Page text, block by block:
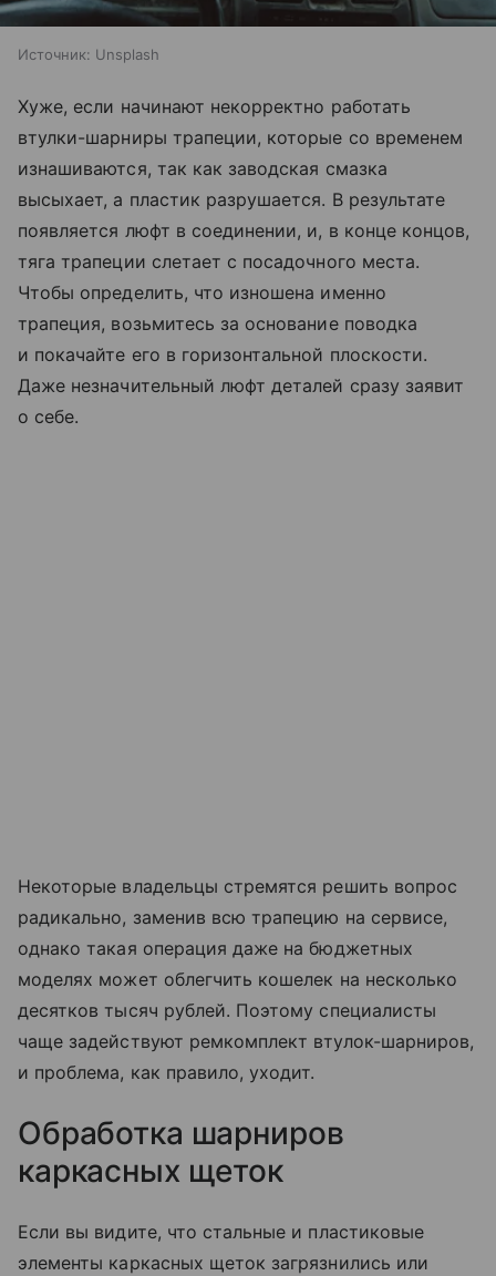
Источник: Unsplash
Хуже, если начинают некорректно работать
втулки-шарниры трапеции, которые со временем
изнашиваются, так как заводская смазка
высыхает, а пластик разрушается. В результате
появляется люфт в соединении, и, в конце концов,
тяга трапеции слетает с посадочного места.
Чтобы определить, что изношена именно
трапеция, возьмитесь за основание поводка
и покачайте его в горизонтальной плоскости.
Даже незначительный люфт деталей сразу заявит
о себе.
Некоторые владельцы стремятся решить вопрос
радикально, заменив всю трапецию на сервисе,
однако такая операция даже на бюджетных
моделях может облегчить кошелек на несколько
десятков тысяч рублей. Поэтому специалисты
чаще задействуют ремкомплект втулок-шарниров,
и проблема, как правило, уходит.
Обработка шарниров
каркасных щеток
Если вы видите, что стальные и пластиковые
элементы каркасных щеток загрязнились или